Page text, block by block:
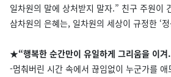
일차원의 말에 상처받지 말자.” 친구 주원이
삼차원의 은혜는, 일차원의 세상이 규정한 ‘
★“행복한 순간만이 유일하게 그리움을 이겨
-멈춰버린 시간 속에서 끊임없이 누군가를 애